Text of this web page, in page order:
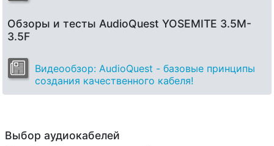
Обзоры и тесты AudioQuest YOSEMITE 3.5M-
3.5F
Видеообзор: AudioQuest - базовые принципы
создания качественного кабеля!
Выбор аудиокабелей